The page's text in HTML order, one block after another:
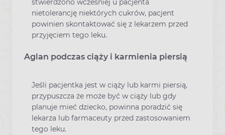
stwierdzono wcześniej u pacjenta
nietolerancję niektórych cukrów, pacjent
powinien skontaktować się z lekarzem przed
przyjęciem tego leku.
Aglan podczas ciąży i karmienia piersią
Jeśli pacjentka jest w ciąży lub karmi piersią,
przypuszcza że może być w ciąży lub gdy
planuje mieć dziecko, powinna poradzić się
lekarza lub farmaceuty przed zastosowaniem
tego leku.